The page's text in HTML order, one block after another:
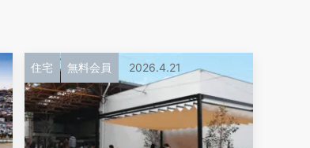
住宅 無料会員 2026.4.21